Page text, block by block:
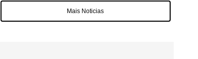
Mais Noticias